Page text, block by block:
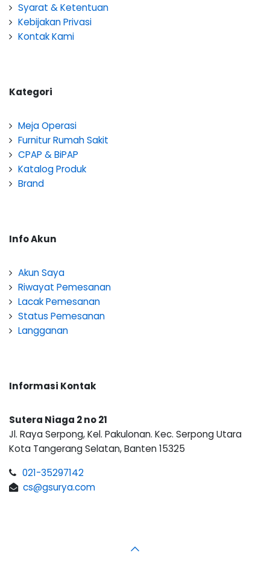
Syarat & Ketentuan
Kebijakan Privasi
Kontak Kami
Kategori
Meja Operasi
Furnitur Rumah Sakit
CPAP & BiPAP
Katalog Produk
Brand
Info Akun
Akun Saya
Riwayat Pemesanan
Lacak Pemesanan
Status Pemesanan
Langganan
Informasi Kontak
Sutera Niaga 2 no 21
Jl. Raya Serpong, Kel. Pakulonan. Kec. Serpong Utara
Kota Tangerang Selatan, Banten 15325
021-35297142
cs@gsurya.com